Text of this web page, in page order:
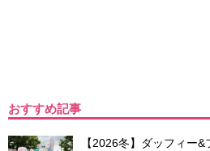
おすすめ記事
【2026冬】ダッフィー